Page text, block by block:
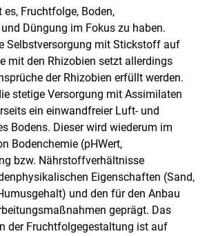
Fruchtfolge, Boden,
Düngung im Fokus zu haben.
Selbstversorgung mit Stickstoff auf
mit den Rhizobien setzt allerdings
der Rhizobien erfüllt werden.
stetige Versorgung mit Assimilaten
ein einwandfreier Luft- und
Bodens. Dieser wird wiederum im
Bodenchemie (pHWert,
bzw. Nährstoffverhältnisse
Eigenschaften (Sand,
und den für den Anbau
geprägt. Das
der Fruchtfolgegestaltung ist auf